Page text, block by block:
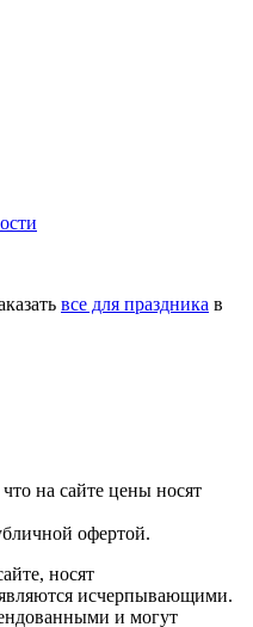
все для праздника в
на сайте цены носят
офертой.
носят
исчерпывающими.
и могут